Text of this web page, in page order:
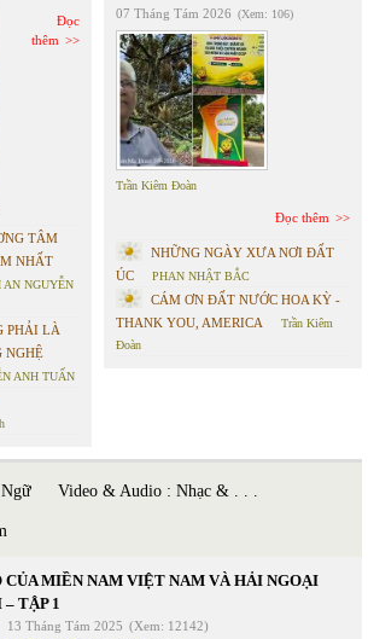
Đọc
thêm
TÂM
NHẤT
AN NGUYỄN
PHẢI LÀ
NGHỆ
ANH TUẤN
07 Tháng Tám 2026 (Xem: 106)
Trần Kiêm Đoàn
Đọc thêm
NHỮNG NGÀY XƯA NƠI ĐẤT
ÚC
PHAN NHẬT BẮC
CÁM ƠN ĐẤT NƯỚC HOA KỲ -
THANK YOU, AMERICA
Trần Kiêm
Đoàn
Video & Audio : Nhạc & . . .
CỦA MIỀN NAM VIỆT NAM VÀ HẢI NGOẠI
TẬP 1
13 Tháng Tám 2025 (Xem: 12142)